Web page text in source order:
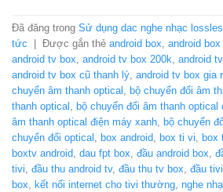
Đã đăng trong Sử dụng dac nghe nhạc
tức
Được gắn thẻ android box, android
android tv box, android tv box 200k, android
android tv box cũ thanh lý, android tv box gia
chuyển âm thanh optical , bộ chuyển đổi âm
thanh optical , bộ chuyển đổi âm thanh optical
âm thanh optical điện máy xanh, bộ chuyển
chuyển đổi optical , box android, box ti vi, box
boxtv android, dau fpt box, đầu android box,
tivi, đầu thu android tv, đầu thu tv box, đầu
box, kết nối internet cho tivi thường, nghe